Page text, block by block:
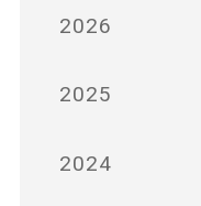
2026
2025
2024